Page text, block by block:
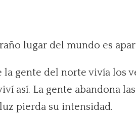
lugar del mundo es
la gente del norte vivía los
así. La gente abandona
pierda su intensidad.